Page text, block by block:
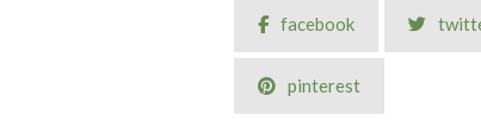
facebook
pinterest